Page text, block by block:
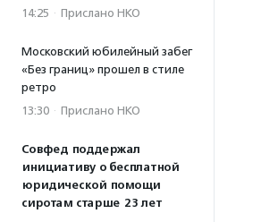
14:25 · Прислано НКО
Московский юбилейный забег
«Без границ» прошел в стиле
ретро
13:30 · Прислано НКО
Совфед поддержал
инициативу о бесплатной
юридической помощи
сиротам старше 23 лет